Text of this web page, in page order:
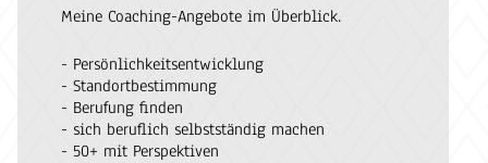
Meine Coaching-Angebote im Überblick.
- Persönlichkeitsentwicklung
- Standortbestimmung
- Berufung finden
- sich beruflich selbstständig machen
- 50+ mit Perspektiven